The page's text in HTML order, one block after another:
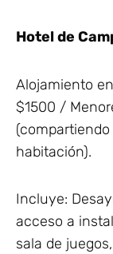
Hotel de
Alojamiento
$1500 /
habitación).
Incluye:
acceso a
sala de